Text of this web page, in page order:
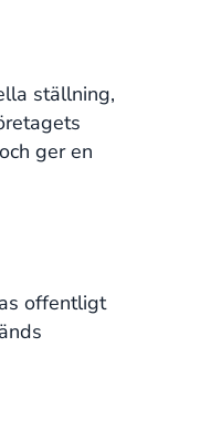
ställning,
ger en
offentligt